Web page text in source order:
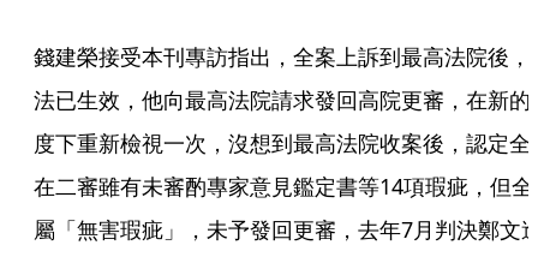
錢建榮接受本刊專訪指出，全案上訴到最高法院後，
法已生效，他向最高法院請求發回高院更審，在新的
度下重新檢視一次，沒想到最高法院收案後，認定全
在二審雖有未審酌專家意見鑑定書等14項瑕疵，但全
屬「無害瑕疵」，未予發回更審，去年7月判決鄭文